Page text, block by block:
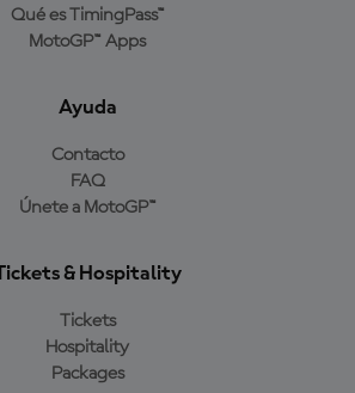
Qué es TimingPass™
MotoGP™ Apps
Ayuda
Contacto
FAQ
Únete a MotoGP™
& Hospitality
Tickets
Hospitality
Packages